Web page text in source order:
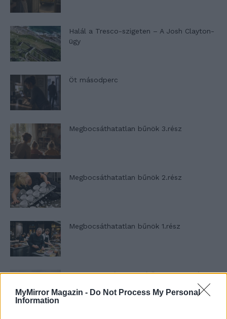
MyMirror Magazin - Do Not Process My Personal
Information
Halál a Tresco-szigeten – A Josh Clayton-
ügy
Öt másodperc
Megbocsáthatatlan bűnök 3.rész
Megbocsáthatatlan bűnök 2.rész
Megbocsáthatatlan bűnök 1.rész
Szent Genovéva, a túlélő Franciaország